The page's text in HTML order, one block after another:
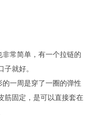
常简单，有一个拉链的
就好。
一周是穿了一圈的弹性
筋固定，是可以直接套在